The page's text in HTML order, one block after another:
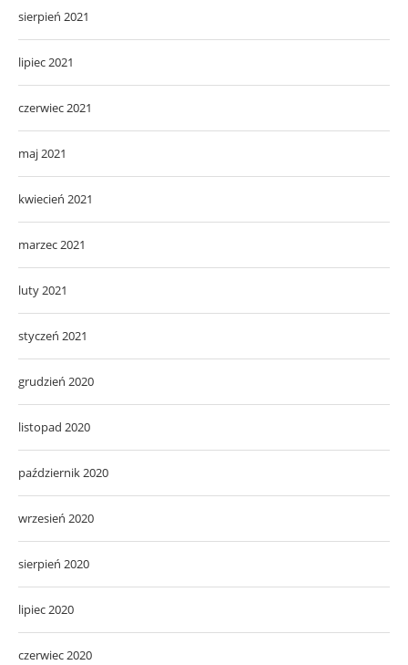
sierpień 2021
lipiec 2021
czerwiec 2021
maj 2021
kwiecień 2021
marzec 2021
luty 2021
styczeń 2021
grudzień 2020
listopad 2020
październik 2020
wrzesień 2020
sierpień 2020
lipiec 2020
czerwiec 2020